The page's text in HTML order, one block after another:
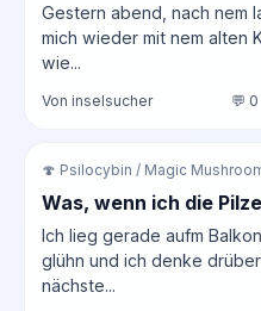
Gestern abend, nach nem
mich wieder mit nem alten
wie...
Von inselsucher 💬
🍄 Psilocybin / Magic
Was, wenn ich die
Ich lieg gerade aufm
glühn und ich denke
nächste...